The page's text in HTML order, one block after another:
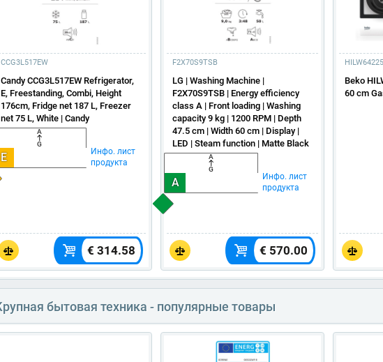
CCG3L517EW
Candy CCG3L517EW Refrigerator,
E, Freestanding, Combi, Height
176cm, Fridge net 187 L, Freezer
net 75 L, White | Candy
A
G
E
Инфо. лист
продукта
€ 314.58
F2X70S9TSB
LG | Washing Machine |
F2X70S9TSB | Energy efficiency
class A | Front loading | Washing
capacity 9 kg | 1200 RPM | Depth
47.5 cm | Width 60 cm | Display |
LED | Steam function | Matte Black
A
G
A
Инфо. лист
продукта
€ 570.00
Beko
60 cm
бытовая техника - популярные товары